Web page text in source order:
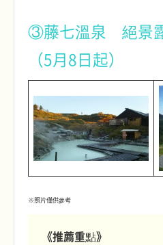
③藤七溫泉 絕景
（5月8日起）
※照片僅供參考
《推薦重點》